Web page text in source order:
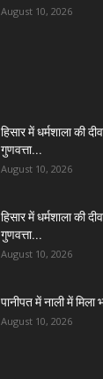
August 10, 2026
हिसार में धर्मशाला की
गुणवत्ता...
August 10, 2026
हिसार में धर्मशाला की
गुणवत्ता...
August 10, 2026
पानीपत में नाली में
August 10, 2026